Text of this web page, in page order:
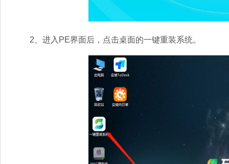
2、进入PE界面后，点击桌面的一键重装系统。